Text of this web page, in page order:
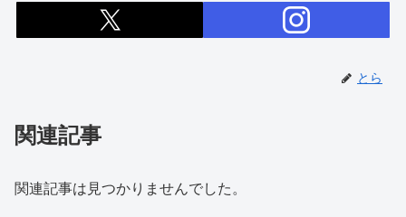
とら
関連記事
関連記事は見つかりませんでした。